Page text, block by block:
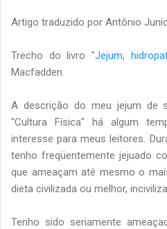
Artigo traduzido por Antônio
Trecho do livro "Jejum,
Macfadden.
A descrição do meu jejum de
"Cultura Física" há algum
interesse para meus leitores.
tenho freqüentemente jejuado
que ameaçam até mesmo o
dieta civilizada ou melhor,
Tenho sido seriamente